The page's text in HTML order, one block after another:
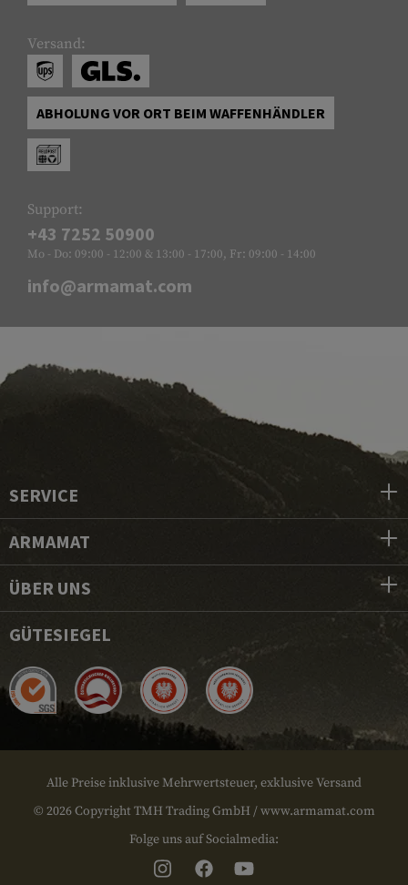
Versand:
ABHOLUNG VOR ORT BEIM WAFFENHÄNDLER
Support:
+43 7252 50900
Mo - Do: 09:00 - 12:00 & 13:00 - 17:00, Fr: 09:00 - 14:00
info@armamat.com
SERVICE
ARMAMAT
ÜBER UNS
GÜTESIEGEL
Alle Preise inklusive Mehrwertsteuer, exklusive Versand
© 2026 Copyright TMH Trading GmbH / www.armamat.com
Folge uns auf Socialmedia: